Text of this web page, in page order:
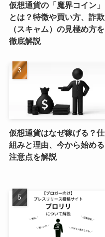
仮想通貨の「魔界コイン」
とは？特徴や買い方、詐欺
（スキャム）の見極め方を
徹底解説
仮想通貨はなぜ稼げる？仕
組みと理由、今から始める
注意点を解説